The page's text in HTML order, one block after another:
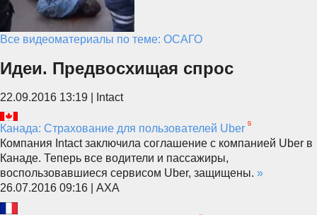
Все видеоматериалы по теме: ОСАГО
Идеи. Предвосхищая спрос
22.09.2016 13:19 | Intact
Канада: Страхование для пользователей Uber
Компания Intact заключила соглашение с компанией Uber в
Канаде. Теперь все водители и пассажиры,
воспользовавшиеся сервисом Uber, защищены. »
26.07.2016 09:16 | АХА